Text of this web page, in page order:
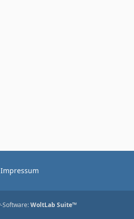
Impressum
Software:WoltLab Suite™